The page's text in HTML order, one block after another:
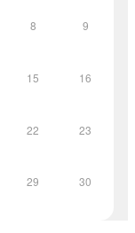
8 9
15 16
22 23
29 30